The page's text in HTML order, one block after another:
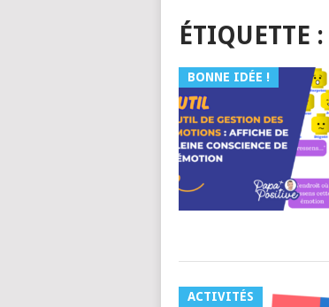
ÉTIQUETTE :
BONNE IDÉE !
ACTIVITÉS